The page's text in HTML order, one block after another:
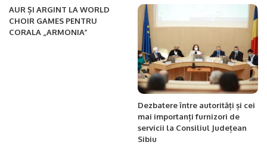
AUR ȘI ARGINT LA WORLD
CHOIR GAMES PENTRU
CORALA „ARMONIA”
Dezbatere între autorități și cei
mai importanți furnizori de
servicii la Consiliul Județean
Sibiu